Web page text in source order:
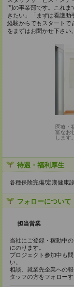
門の事業部です。これ
きたい」「まずは看護
経験からでもスタートで
をまずはお聞かせ下さい。
医療・
富なお
します。
待遇・福利厚生
各種保険完備/定期健康
フォローについて
担当営業
当社にご登録・稼動中
にのります。
プロジェクト参加中も
い。
相談、就業先企業への
タッフの方をフォロー